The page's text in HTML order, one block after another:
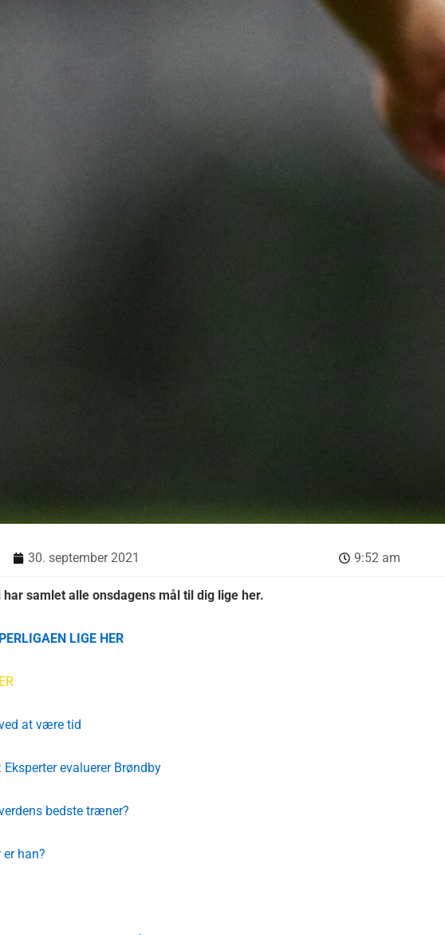
30. september 2021 9:52 am
samlet alle onsdagens mål til dig lige her.
LIGE HER
at være tid
evaluerer Brøndby
bedste træner?
han?